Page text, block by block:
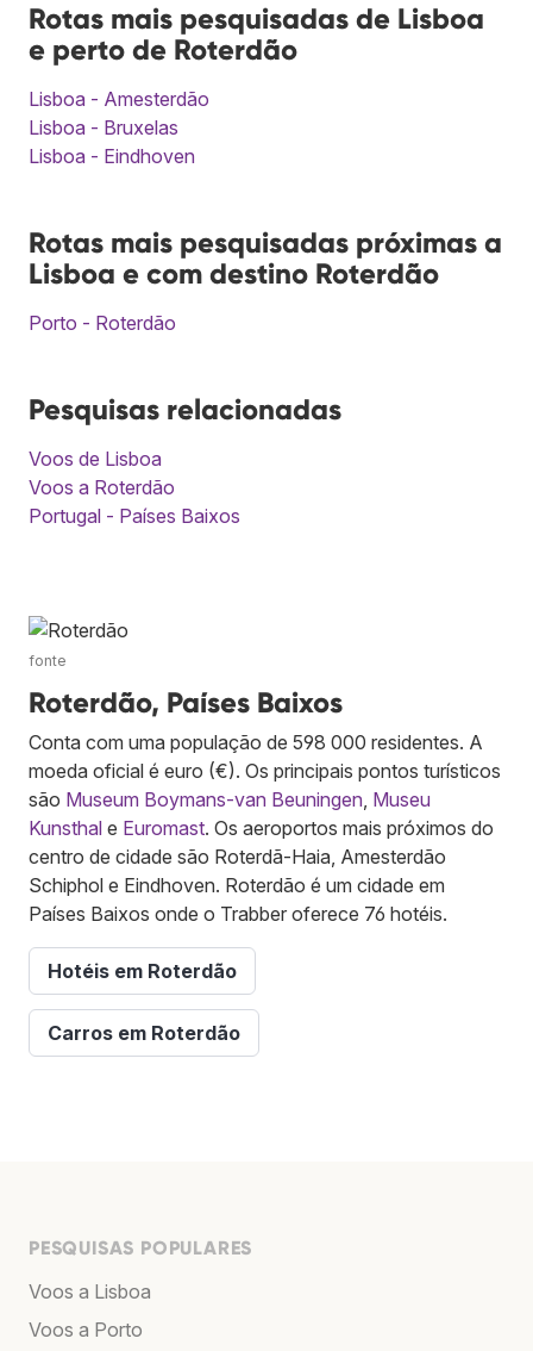
Rotas mais pesquisadas de Lisboa
e perto de Roterdão
Lisboa - Amesterdão
Lisboa - Bruxelas
Lisboa - Eindhoven
Rotas mais pesquisadas próximas a
Lisboa e com destino Roterdão
Porto - Roterdão
Pesquisas relacionadas
Voos de Lisboa
Voos a Roterdão
Portugal - Países Baixos
fonte
Roterdão, Países Baixos
Conta com uma população de 598 000 residentes. A
moeda oficial é euro (€). Os principais pontos turísticos
são Museum Boymans-van Beuningen, Museu
Kunsthal e Euromast. Os aeroportos mais próximos do
centro de cidade são Roterdã-Haia, Amesterdão
Schiphol e Eindhoven. Roterdão é um cidade em
Países Baixos onde o Trabber oferece 76 hotéis.
Hotéis em Roterdão
Carros em Roterdão
PESQUISAS POPULARES
Voos a Lisboa
Voos a Porto